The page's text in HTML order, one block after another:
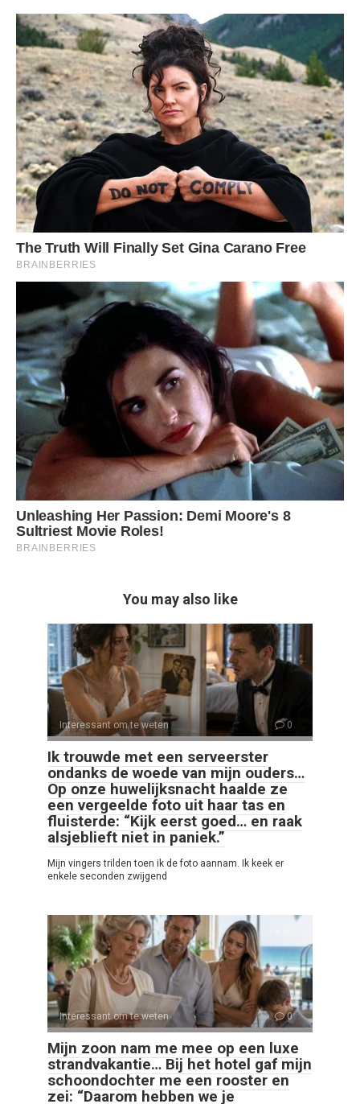
You may also like
Interessant om te weten 0
Ik trouwde met een serveerster
ondanks de woede van mijn ouders…
Op onze huwelijksnacht haalde ze
een vergeelde foto uit haar tas en
fluisterde: “Kijk eerst goed… en raak
alsjeblieft niet in paniek.”
Mijn vingers trilden toen ik de foto aannam. Ik keek er
enkele seconden zwijgend
Interessant om te weten 0
Mijn zoon nam me mee op een luxe
strandvakantie… Bij het hotel gaf mijn
schoondochter me een rooster en
zei: “Daarom hebben we je